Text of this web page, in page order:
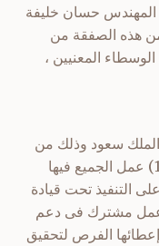
حسان خليفة
هذه الصفقة من
المعنيين ،
سعود وذلك من
(22ديسمبر 1960 وحتى 15 مارس 1962) عمل الجميع فيها
التنفيذ تحت قيادة
عمل مشترك فى دعم
الفرص لتحقيق